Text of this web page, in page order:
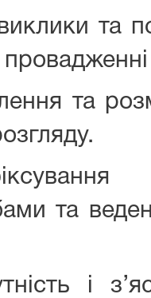
та
та
та
і